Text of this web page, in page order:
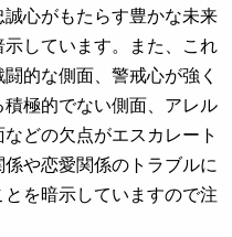
心がもたらす豊かな未来
しています。また、これ
的な側面、警戒心が強く
極的でない側面、アレル
どの欠点がエスカレート
や恋愛関係のトラブルに
を暗示していますので注